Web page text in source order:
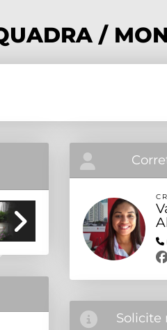
/
Solicite